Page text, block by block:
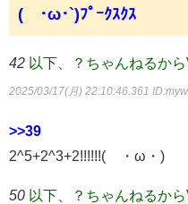
(´･ω･`)ﾌﾟｰｸｽｸｽ
42 以下、？ちゃんねるか
2025/03/17(月) 22:10:46.361
>>39
2^5+2^3+2!!!!!!(´・ω・)
50 以下、？ちゃんねるか